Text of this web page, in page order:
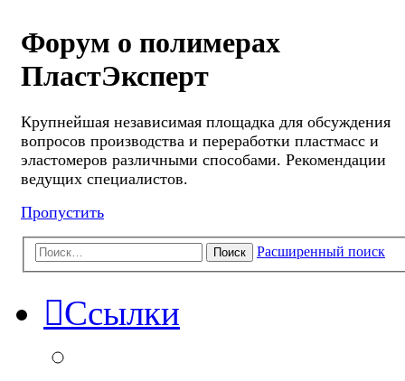
Форум о полимерах
ПластЭксперт
Крупнейшая независимая площадка для обсуждения
вопросов производства и переработки пластмасс и
эластомеров различными способами. Рекомендации
ведущих специалистов.
Пропустить
Поиск Расширенный поиск
Ссылки